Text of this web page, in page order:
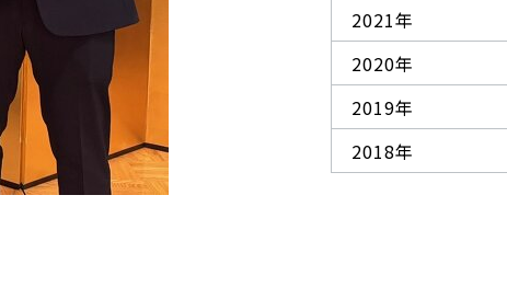
2021年
2020年
2019年
2018年